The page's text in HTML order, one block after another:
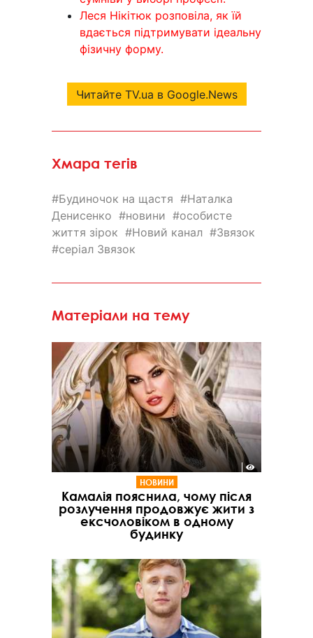
Леся Нікітюк розповіла, як їй
вдається підтримувати ідеальну
фізичну форму.
Читайте TV.ua в Google.News
Хмара тегів
Будиночок на щастя
Наталка
Денисенко
новини
особисте
життя зірок
Новий канал
Звязок
серіал Звязок
Матеріали на тему
НОВИНИ
Камалія пояснила, чому після
розлучення продовжує жити з
ексчоловіком в одному
будинку